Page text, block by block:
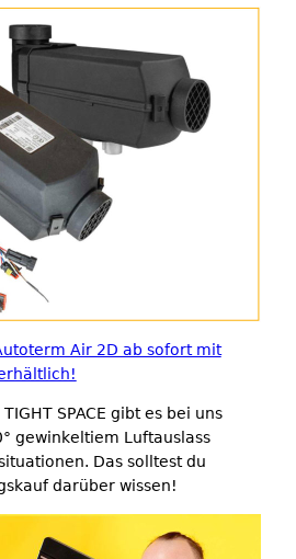
Air 2D ab sofort mit
SPACE gibt es bei uns
gewinkeltiem Luftauslass
Das solltest du
darüber wissen!